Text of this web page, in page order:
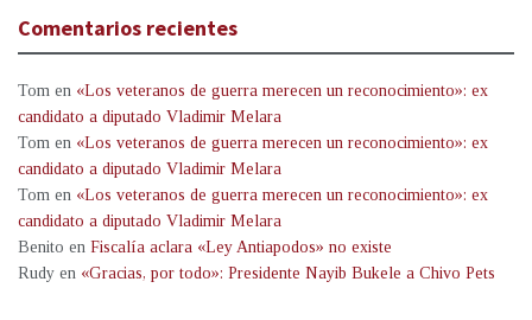
Comentarios recientes
Tom en «Los veteranos de guerra merecen un reconocimiento»: ex
candidato a diputado Vladimir Melara
Tom en «Los veteranos de guerra merecen un reconocimiento»: ex
candidato a diputado Vladimir Melara
Tom en «Los veteranos de guerra merecen un reconocimiento»: ex
candidato a diputado Vladimir Melara
Benito en Fiscalía aclara «Ley Antiapodos» no existe
Rudy en «Gracias, por todo»: Presidente Nayib Bukele a Chivo Pets